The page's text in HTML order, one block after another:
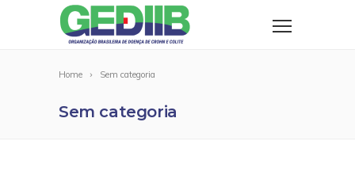
Home Sem categoria
Sem categoria